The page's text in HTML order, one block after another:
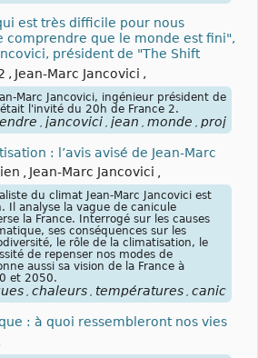
est très difficile pour nous
comprendre que le monde est fini",
président de "The Shift
, Jean-Marc Jancovici ,
Marc Jancovici, ingénieur président de
l'invité du 20h de France 2.
jancovici jean monde project
: l’avis avisé de Jean-Marc
, Jean-Marc Jancovici ,
du climat Jean-Marc Jancovici est
Il analyse la vague de canicule
la France. Interrogé sur les causes
ses conséquences sur les
le rôle de la climatisation, le
de repenser nos modes de
aussi sa vision de la France à
et 2050.
, chaleurs , températures , canicules
: à quoi ressembleront nos vies